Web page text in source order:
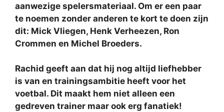
aanwezige spelersmateriaal. Om er een paar
te noemen zonder anderen te kort te doen zijn
dit: Mick Vliegen, Henk Verheezen, Ron
Crommen en Michel Broeders.
Rachid geeft aan dat hij nog altijd liefhebber
is van en trainingsambitie heeft voor het
voetbal. Dit maakt hem niet alleen een
gedreven trainer maar ook erg fanatiek!